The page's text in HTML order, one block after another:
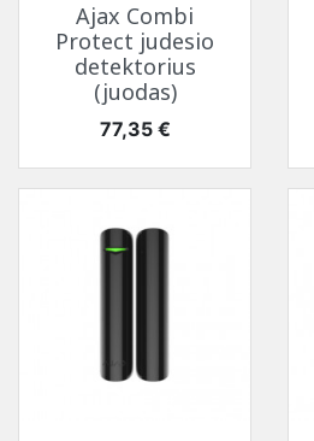
Ajax Combi
Protect judesio
detektorius
(juodas)
Kaina
77,35 €